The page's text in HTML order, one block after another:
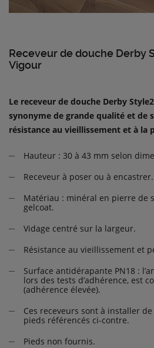
Receveur de douche Derby
Vigour
Le receveur de douche Derby
synonyme de grande qualité et de
résistance au vieillissement et à la
Hauteur : 30 à 43 mm selon
Receveur à poser ou à encastrer.
Matériau : minéral en pierre de
gelcoat.
Vidage centré sur la largeur.
Résistance au vieillissement et
Surface antidérapante PN18 :
lors des tests d’adhérence, est
(adhérence élevée).
Ces receveurs sont à installer
pieds référencés ci-contre.
Pieds non fournis.